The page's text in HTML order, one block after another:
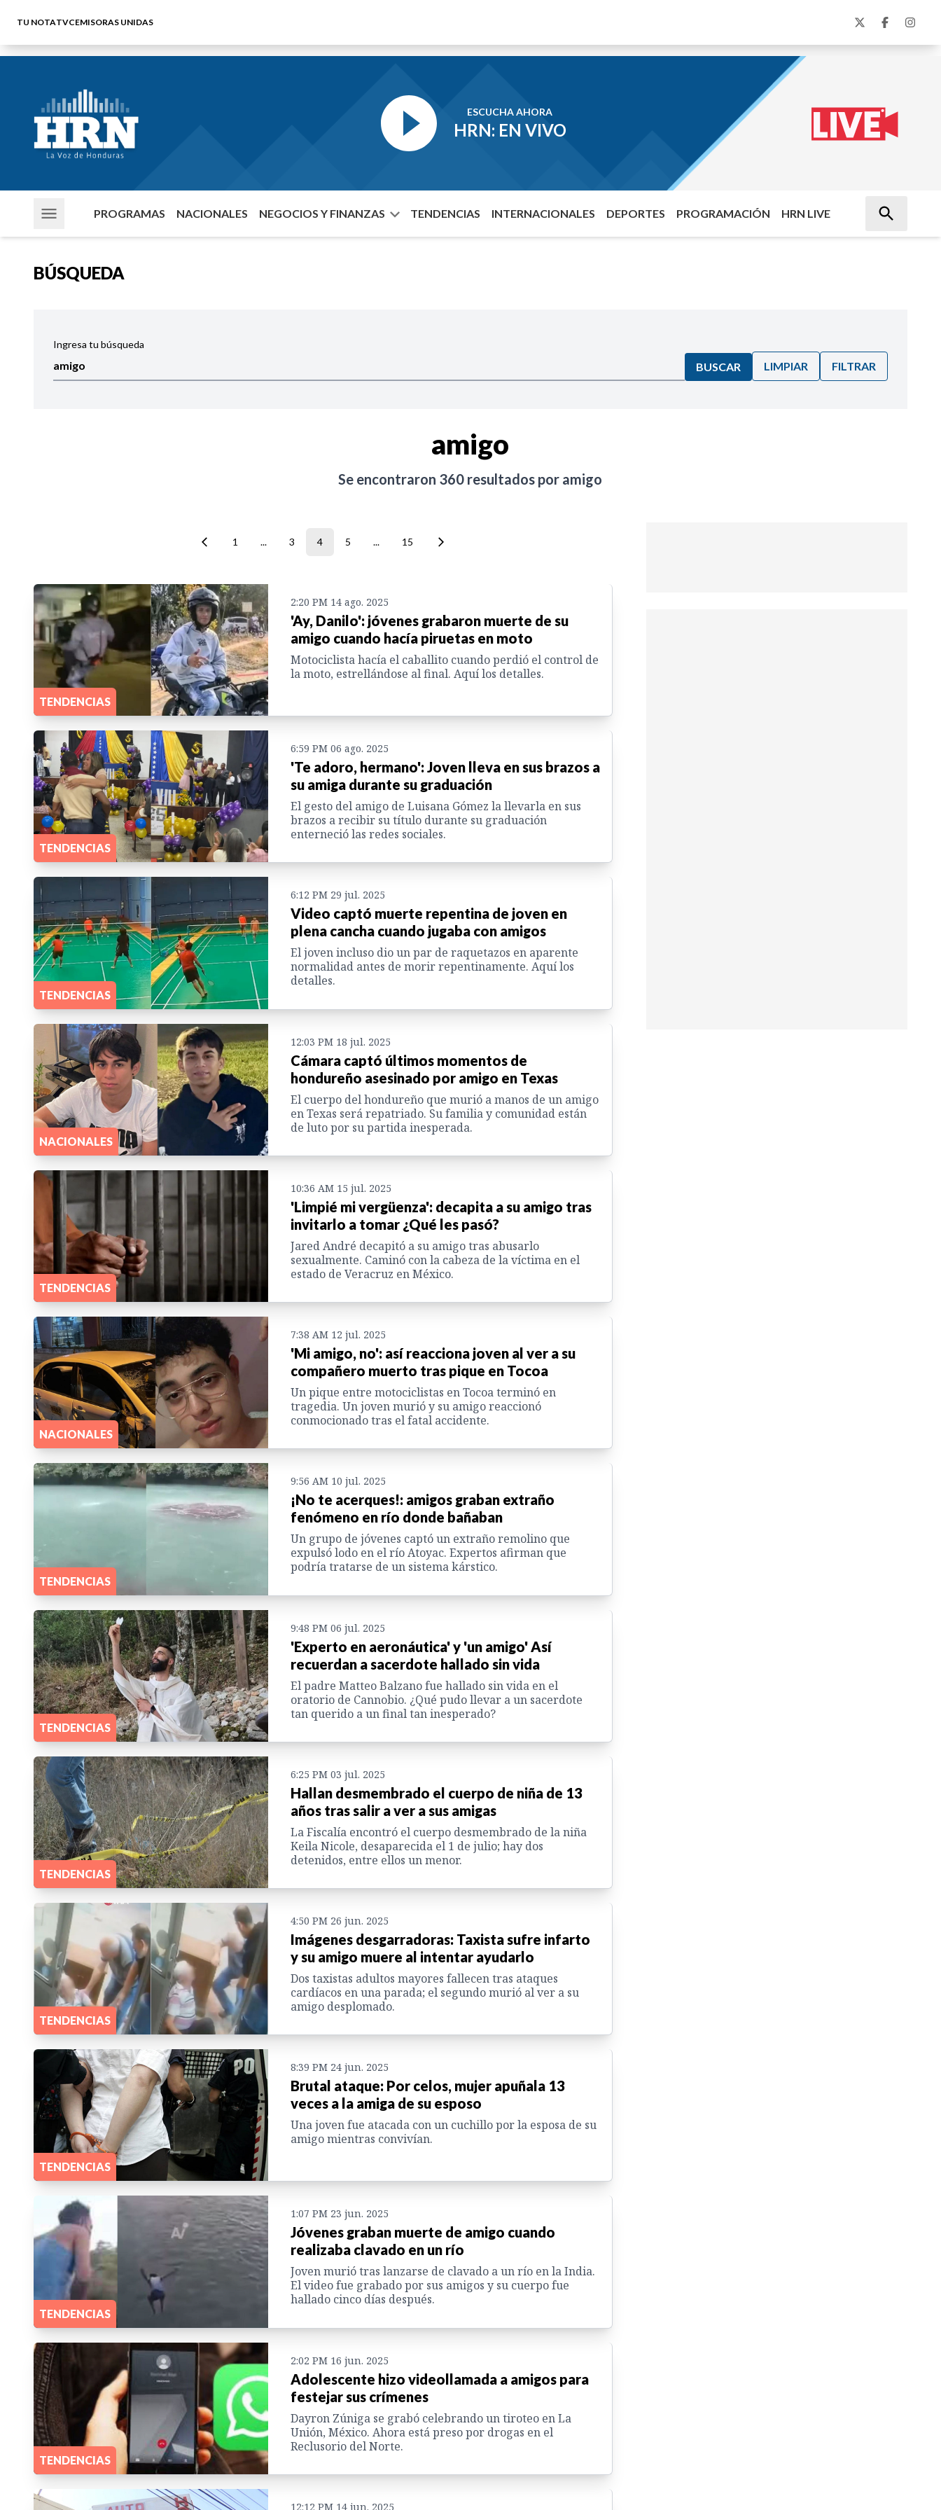
TU NOTATVCEMISORAS UNIDAS
ESCUCHA AHORA
HRN: EN VIVO
PROGRAMAS NACIONALES NEGOCIOS Y FINANZAS TENDENCIAS INTERNACIONALES DEPORTES PROGRAMACIÓN HRN LIVE
BÚSQUEDA
Ingresa tu búsqueda
BUSCAR LIMPIAR FILTRAR
amigo
Se encontraron 360 resultados por amigo
1 ... 3 4 5 ... 15
TENDENCIAS
2:20 PM 14 ago. 2025
'Ay, Danilo': jóvenes grabaron muerte de su
amigo cuando hacía piruetas en moto
Motociclista hacía el caballito cuando perdió el control de
la moto, estrellándose al final. Aquí los detalles.
TENDENCIAS
6:59 PM 06 ago. 2025
'Te adoro, hermano': Joven lleva en sus brazos a
su amiga durante su graduación
El gesto del amigo de Luisana Gómez la llevarla en sus
brazos a recibir su título durante su graduación
enterneció las redes sociales.
TENDENCIAS
6:12 PM 29 jul. 2025
Video captó muerte repentina de joven en
plena cancha cuando jugaba con amigos
El joven incluso dio un par de raquetazos en aparente
normalidad antes de morir repentinamente. Aquí los
detalles.
NACIONALES
12:03 PM 18 jul. 2025
Cámara captó últimos momentos de
hondureño asesinado por amigo en Texas
El cuerpo del hondureño que murió a manos de un amigo
en Texas será repatriado. Su familia y comunidad están
de luto por su partida inesperada.
TENDENCIAS
10:36 AM 15 jul. 2025
'Limpié mi vergüenza': decapita a su amigo tras
invitarlo a tomar ¿Qué les pasó?
Jared André decapitó a su amigo tras abusarlo
sexualmente. Caminó con la cabeza de la víctima en el
estado de Veracruz en México.
NACIONALES
7:38 AM 12 jul. 2025
'Mi amigo, no': así reacciona joven al ver a su
compañero muerto tras pique en Tocoa
Un pique entre motociclistas en Tocoa terminó en
tragedia. Un joven murió y su amigo reaccionó
conmocionado tras el fatal accidente.
TENDENCIAS
9:56 AM 10 jul. 2025
¡No te acerques!: amigos graban extraño
fenómeno en río donde bañaban
Un grupo de jóvenes captó un extraño remolino que
expulsó lodo en el río Atoyac. Expertos afirman que
podría tratarse de un sistema kárstico.
TENDENCIAS
9:48 PM 06 jul. 2025
'Experto en aeronáutica' y 'un amigo' Así
recuerdan a sacerdote hallado sin vida
El padre Matteo Balzano fue hallado sin vida en el
oratorio de Cannobio. ¿Qué pudo llevar a un sacerdote
tan querido a un final tan inesperado?
TENDENCIAS
6:25 PM 03 jul. 2025
Hallan desmembrado el cuerpo de niña de 13
años tras salir a ver a sus amigas
La Fiscalía encontró el cuerpo desmembrado de la niña
Keila Nicole, desaparecida el 1 de julio; hay dos
detenidos, entre ellos un menor.
TENDENCIAS
4:50 PM 26 jun. 2025
Imágenes desgarradoras: Taxista sufre infarto
y su amigo muere al intentar ayudarlo
Dos taxistas adultos mayores fallecen tras ataques
cardíacos en una parada; el segundo murió al ver a su
amigo desplomado.
TENDENCIAS
8:39 PM 24 jun. 2025
Brutal ataque: Por celos, mujer apuñala 13
veces a la amiga de su esposo
Una joven fue atacada con un cuchillo por la esposa de su
amigo mientras convivían.
TENDENCIAS
1:07 PM 23 jun. 2025
Jóvenes graban muerte de amigo cuando
realizaba clavado en un río
Joven murió tras lanzarse de clavado a un río en la India.
El video fue grabado por sus amigos y su cuerpo fue
hallado cinco días después.
TENDENCIAS
2:02 PM 16 jun. 2025
Adolescente hizo videollamada a amigos para
festejar sus crímenes
Dayron Zúniga se grabó celebrando un tiroteo en La
Unión, México. Ahora está preso por drogas en el
Reclusorio del Norte.
12:12 PM 14 jun. 2025